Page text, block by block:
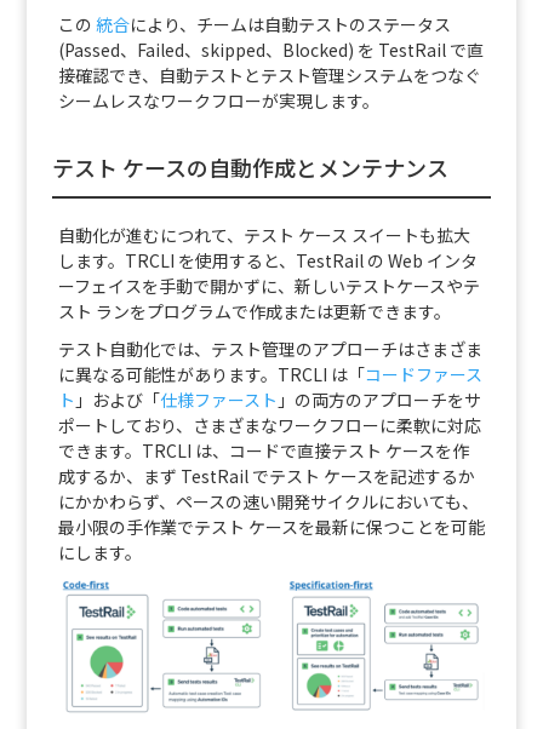
この 統合により、チームは自動テストのステータス
(Passed、Failed、skipped、Blocked) を TestRail で直
接確認でき、自動テストとテスト管理システムをつなぐ
シームレスなワークフローが実現します。
テスト ケースの自動作成とメンテナンス
自動化が進むにつれて、テスト ケース スイートも拡大
します。TRCLI を使用すると、TestRail の Web インタ
ーフェイスを手動で開かずに、新しいテストケースやテ
スト ランをプログラムで作成または更新できます。
テスト自動化では、テスト管理のアプローチはさまざま
に異なる可能性があります。TRCLI は「コードファース
ト 」および「仕様ファースト 」の両方のアプローチをサ
ポートしており、さまざまなワークフローに柔軟に対応
できます。TRCLI は、コードで直接テスト ケースを作
成するか、まず TestRail でテスト ケースを記述するか
にかかわらず、ペースの速い開発サイクルにおいても、
最小限の手作業でテスト ケースを最新に保つことを可能
にします。